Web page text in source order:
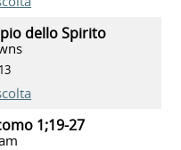
dello Spirito
1;19-27